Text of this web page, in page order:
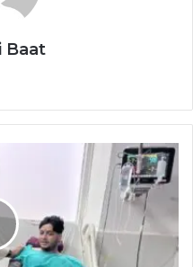
Baat